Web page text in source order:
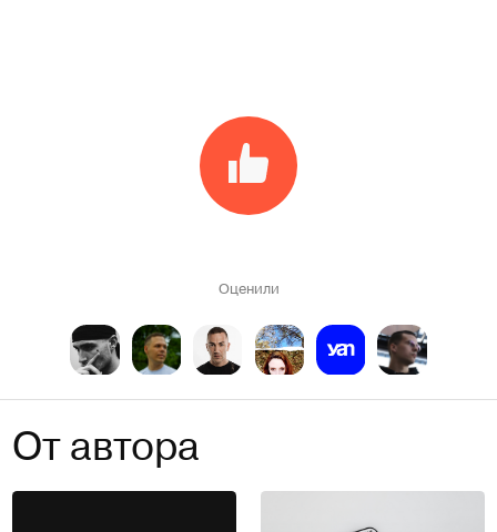
Оценили
От автора